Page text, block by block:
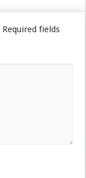
Required fields